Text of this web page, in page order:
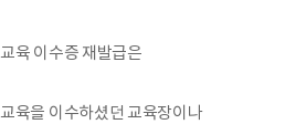
교육 이수증 재발급은
교육을 이수하셨던 교육장이나